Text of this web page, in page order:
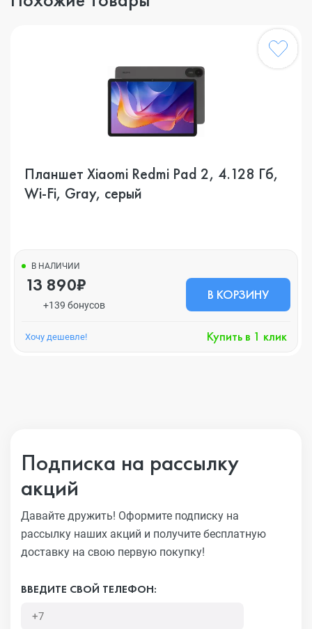
Планшет Xiaomi Redmi Pad 2, 4.128 Гб,
Wi-Fi, Gray, серый
В НАЛИЧИИ
13 890₽
+139 бонусов
В КОРЗИНУ
Хочу дешевле! Купить в 1 клик
Подписка на рассылку
акций
Давайте дружить! Оформите подписку на
рассылку наших акций и получите бесплатную
доставку на свою первую покупку!
ВВЕДИТЕ СВОЙ ТЕЛЕФОН: